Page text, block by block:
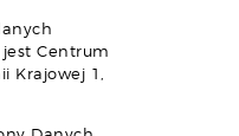
Centrum
Krajowej 1,